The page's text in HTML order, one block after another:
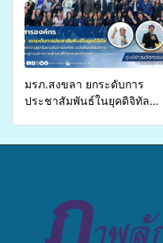
มรภ.สงขลา ยกระดับการ
ประชาสัมพันธ์ในยุคดิจิทัล